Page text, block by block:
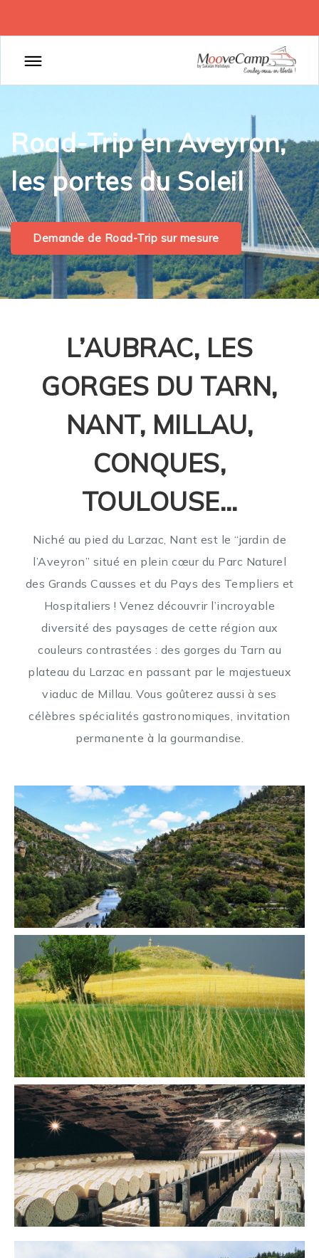
Road-Trip en Aveyron,
les portes du Soleil
Demande de Road-Trip sur mesure
L’AUBRAC, LES
GORGES DU TARN,
NANT, MILLAU,
CONQUES,
TOULOUSE…
Niché au pied du Larzac, Nant est le “jardin de
l’Aveyron” situé en plein cœur du Parc Naturel
des Grands Causses et du Pays des Templiers et
Hospitaliers ! Venez découvrir l’incroyable
diversité des paysages de cette région aux
couleurs contrastées : des gorges du Tarn au
plateau du Larzac en passant par le majestueux
viaduc de Millau. Vous goûterez aussi à ses
célèbres spécialités gastronomiques, invitation
permanente à la gourmandise.